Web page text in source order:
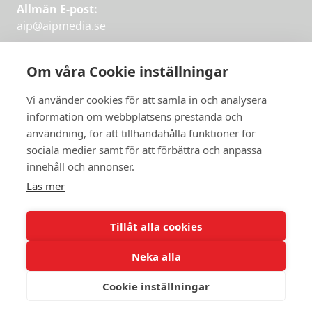
Om våra Cookie inställningar
Vi använder cookies för att samla in och analysera
information om webbplatsens prestanda och
användning, för att tillhandahålla funktioner för
sociala medier samt för att förbättra och anpassa
innehåll och annonser.
Läs mer
Tillåt alla cookies
Neka alla
Cookie inställningar
första månaden
gratis.
PRENUMERERA
Allmän E-post:
aip@aipmedia.se
aip@flowyinfo.seeller 08-1210 60 40.
Instagram
LinkedIn
Twitter
Facebook
Få veckans bästa
artiklar på mejlen
PRENUMERERA
© 2026 Aktuellt i Politiken.